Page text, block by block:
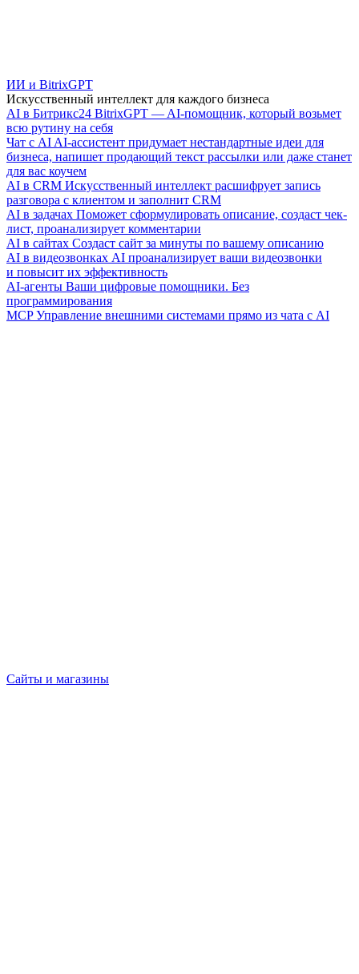
ИИ и BitrixGPT
Искусственный интеллект для каждого бизнеса
AI в Битрикс24 BitrixGPT — AI-помощник, который возьмет
всю рутину на себя
Чат с AI AI-ассистент придумает нестандартные идеи для
бизнеса, напишет продающий текст рассылки или даже станет
для вас коучем
AI в CRM Искусственный интеллект расшифрует запись
разговора с клиентом и заполнит CRM
AI в задачах Поможет сформулировать описание, создаст чек-
лист, проанализирует комментарии
AI в сайтах Создаст сайт за минуты по вашему описанию
AI в видеозвонках AI проанализирует ваши видеозвонки
и повысит их эффективность
AI-агенты Ваши цифровые помощники. Без
программирования
MCP Управление внешними системами прямо из чата с AI
Сайты и магазины